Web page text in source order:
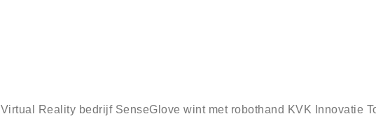
Virtual Reality bedrijf SenseGlove wint met robothand KVK Innovatie